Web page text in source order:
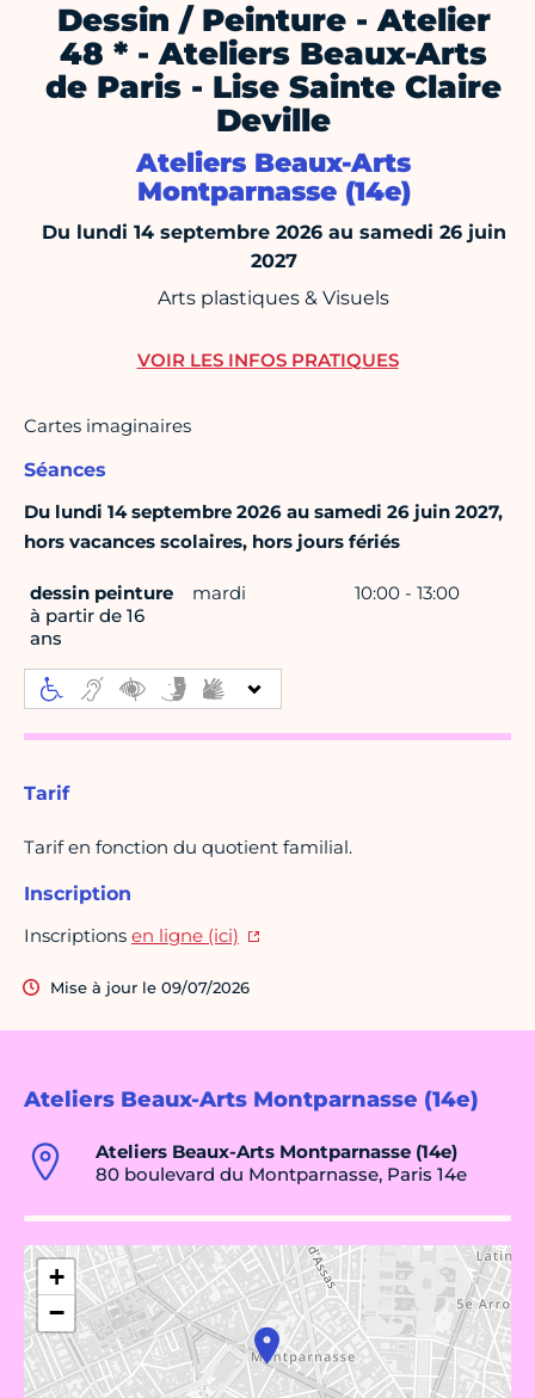
Dessin / Peinture - Atelier
48 * - Ateliers Beaux-Arts
de Paris - Lise Sainte Claire
Deville
Ateliers Beaux-Arts
Montparnasse (14e)
Du lundi 14 septembre 2026 au samedi 26 juin
2027
Arts plastiques & Visuels
Ateliers Beaux-Arts Montparnasse (14e)
Ateliers Beaux-Arts Montparnasse (14e)
80 boulevard du Montparnasse, Paris 14e
+
−
Cartes imaginaires
Séances
Du lundi 14 septembre 2026 au samedi 26 juin 2027,
hors vacances scolaires, hors jours fériés
dessin peinture
à partir de 16
ans
mardi 10:00 - 13:00
Tarif
Tarif en fonction du quotient familial.
Inscription
Inscriptions en ligne (ici)
Mise à jour le 09/07/2026
VOIR LES INFOS PRATIQUES